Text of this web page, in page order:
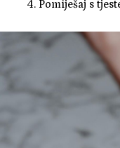
Pomiješaj s